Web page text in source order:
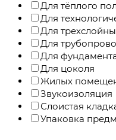
Для тёплого
Для
Для
Для
Для
Для цоколя
Жилых
Звукоизоляция
Слоистая
Упаковка